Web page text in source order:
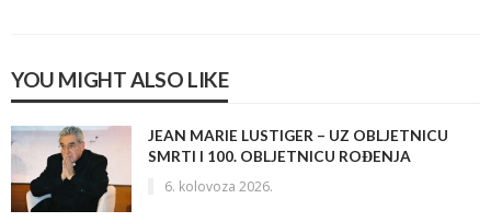
YOU MIGHT ALSO LIKE
JEAN MARIE LUSTIGER – UZ OBLJETNICU
SMRTI I 100. OBLJETNICU ROĐENJA
6. kolovoza 2026.